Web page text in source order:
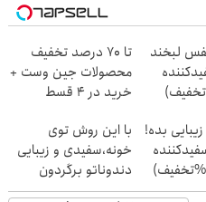
لبخند
تا 70 درصد تخفیف
محصولات جین وست +
خرید در 4 قسط
بده!
با این روش توی
خونه،سفیدی و زیبایی
دندوناتو برگردون
(40%off)